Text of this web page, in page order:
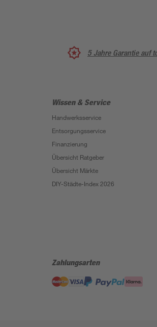
5 Jahre Garantie auf
Wissen & Service
Handwerksservice
Entsorgungsservice
Finanzierung
Übersicht Ratgeber
Übersicht Märkte
DIY-Städte-Index 2026
Zahlungsarten